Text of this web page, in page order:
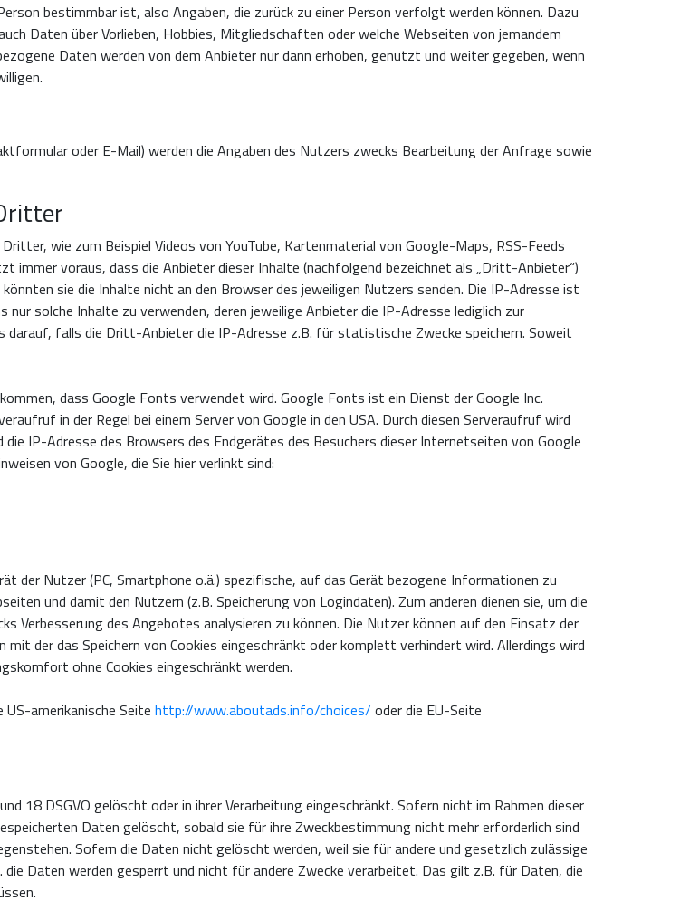
bestimmbar ist, also Angaben, die zurück zu einer Person verfolgt werden können. Dazu
Daten über Vorlieben, Hobbies, Mitgliedschaften oder welche Webseiten von jemandem
Daten werden von dem Anbieter nur dann erhoben, genutzt und weiter gegeben, wenn
oder E-Mail) werden die Angaben des Nutzers zwecks Bearbeitung der Anfrage sowie
wie zum Beispiel Videos von YouTube, Kartenmaterial von Google-Maps, RSS-Feeds
immer voraus, dass die Anbieter dieser Inhalte (nachfolgend bezeichnet als „Dritt-Anbieter“)
sie die Inhalte nicht an den Browser des jeweiligen Nutzers senden. Die IP-Adresse ist
solche Inhalte zu verwenden, deren jeweilige Anbieter die IP-Adresse lediglich zur
darauf, falls die Dritt-Anbieter die IP-Adresse z.B. für statistische Zwecke speichern. Soweit
dass Google Fonts verwendet wird. Google Fonts ist ein Dienst der Google Inc.
in der Regel bei einem Server von Google in den USA. Durch diesen Serveraufruf wird
IP-Adresse des Browsers des Endgerätes des Besuchers dieser Internetseiten von Google
von Google, die Sie hier verlinkt sind:
der Nutzer (PC, Smartphone o.ä.) spezifische, auf das Gerät bezogene Informationen zu
und damit den Nutzern (z.B. Speicherung von Logindaten). Zum anderen dienen sie, um die
des Angebotes analysieren zu können. Die Nutzer können auf den Einsatz der
der das Speichern von Cookies eingeschränkt oder komplett verhindert wird. Allerdings wird
ohne Cookies eingeschränkt werden.
amerikanische Seite http://www.aboutads.info/choices/ oder die EU-Seite
18 DSGVO gelöscht oder in ihrer Verarbeitung eingeschränkt. Sofern nicht im Rahmen dieser
Daten gelöscht, sobald sie für ihre Zweckbestimmung nicht mehr erforderlich sind
Sofern die Daten nicht gelöscht werden, weil sie für andere und gesetzlich zulässige
Daten werden gesperrt und nicht für andere Zwecke verarbeitet. Das gilt z.B. für Daten, die